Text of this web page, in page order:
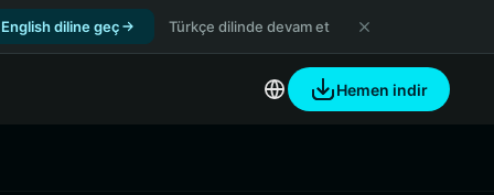
English diline geç Türkçe dilinde devam et
Hemen indir